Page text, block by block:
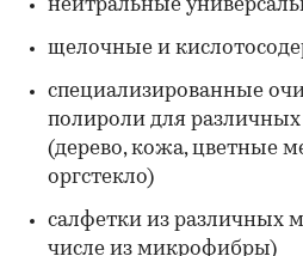
нейтральные
щелочные и
специализированные
полироли для различных
(дерево, кожа, цветные
оргстекло)
салфетки из различных
числе из микрофибры)